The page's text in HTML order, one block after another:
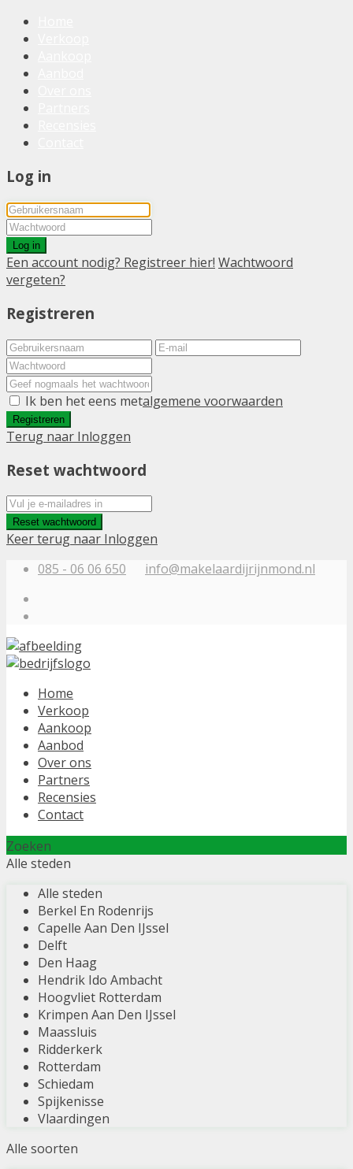
Log in
Log in
Een account nodig? Registreer hier! Wachtwoord
vergeten?
Registreren
Ik ben het eens metalgemene voorwaarden
Registreren
Terug naar Inloggen
Reset wachtwoord
Reset wachtwoord
Keer terug naar Inloggen
085 - 06 06 650
info@makelaardijrijnmond.nl
Home
Verkoop
Aankoop
Aanbod
Over ons
Partners
Recensies
Contact
Zoeken
Alle steden
Alle steden
Berkel En Rodenrijs
Capelle Aan Den IJssel
Delft
Den Haag
Hendrik Ido Ambacht
Hoogvliet Rotterdam
Krimpen Aan Den IJssel
Maassluis
Ridderkerk
Rotterdam
Schiedam
Spijkenisse
Vlaardingen
Alle soorten